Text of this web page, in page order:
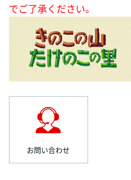
でご了承ください。
お問い合わせ